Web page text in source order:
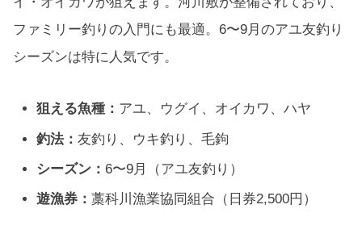
ファミリー釣りの入門にも最適。6〜9月のアユ友釣り
シーズンは特に人気です。
狙える魚種： アユ、ウグイ、オイカワ、ハヤ
釣法：友釣り、ウキ釣り、毛鉤
シーズン：6〜9月（アユ友釣り）
遊漁券：藁科川漁業協同組合（日券2,500円）